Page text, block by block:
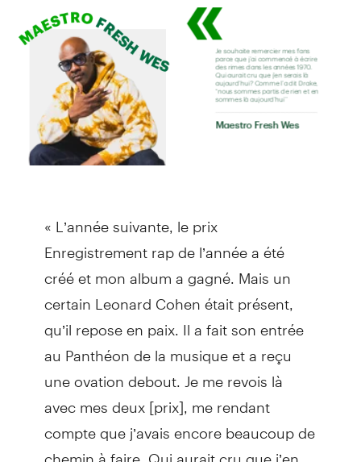
« L’année suivante, le prix
Enregistrement rap de l’année a été
créé et mon album a gagné. Mais un
certain Leonard Cohen était présent,
qu’il repose en paix. Il a fait son entrée
au Panthéon de la musique et a reçu
une ovation debout. Je me revois là
avec mes deux [prix], me rendant
compte que j’avais encore beaucoup de
chemin à faire. Qui aurait cru que j’en